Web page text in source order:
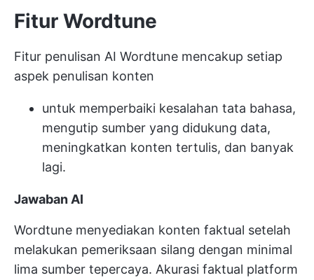
Fitur Wordtune
Fitur penulisan AI Wordtune mencakup setiap
aspek penulisan konten
untuk memperbaiki kesalahan tata bahasa,
mengutip sumber yang didukung data,
meningkatkan konten tertulis, dan banyak
lagi.
Jawaban AI
Wordtune menyediakan konten faktual setelah
melakukan pemeriksaan silang dengan minimal
lima sumber tepercaya. Akurasi faktual platform